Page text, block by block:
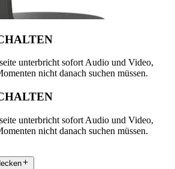
unterbricht sofort Audio und Video,
nicht danach suchen müssen.
unterbricht sofort Audio und Video,
nicht danach suchen müssen.